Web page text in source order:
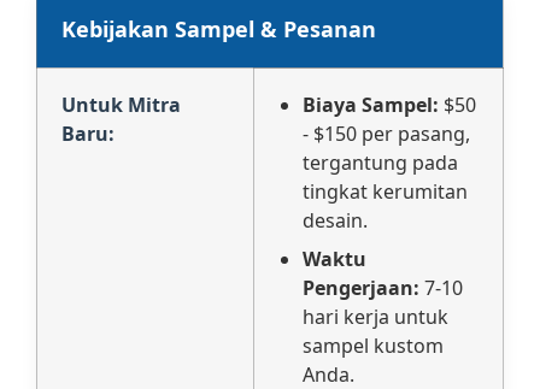
Kebijakan Sampel & Pesanan
Untuk Mitra
Baru:
Biaya Sampel: $50
- $150 per pasang,
tergantung pada
tingkat kerumitan
desain.
Waktu
Pengerjaan: 7-10
hari kerja untuk
sampel kustom
Anda.